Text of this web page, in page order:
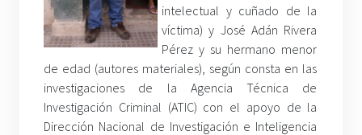
intelectual y cuñado de la
víctima) y José Adán Rivera
Pérez y su hermano menor
de edad (autores materiales), según consta en las
investigaciones de la Agencia Técnica de
Investigación Criminal (ATIC) con el apoyo de la
Dirección Nacional de Investigación e Inteligencia